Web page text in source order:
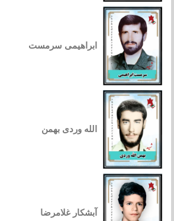
ابراهیمی سرمست
الله وردی بهمن
آبشکار غلامرضا